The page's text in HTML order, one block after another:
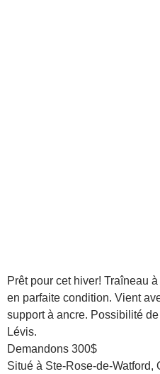
Prêt pour cet hiver! Traîneau
en parfaite condition. Vient
support à ancre. Possibilité
Lévis.
Demandons 300$
Situé à Ste-Rose-de-Watford,